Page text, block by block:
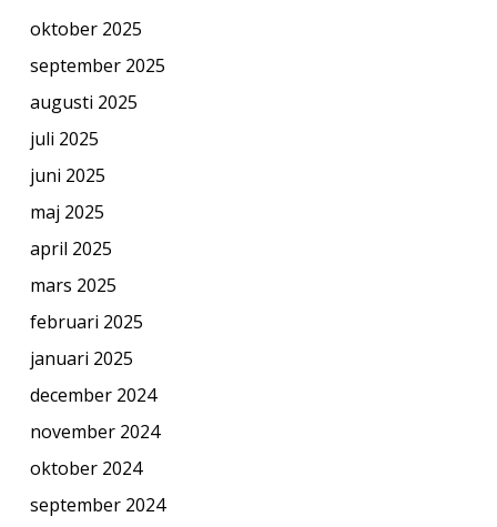
oktober 2025
september 2025
augusti 2025
juli 2025
juni 2025
maj 2025
april 2025
mars 2025
februari 2025
januari 2025
december 2024
november 2024
oktober 2024
september 2024